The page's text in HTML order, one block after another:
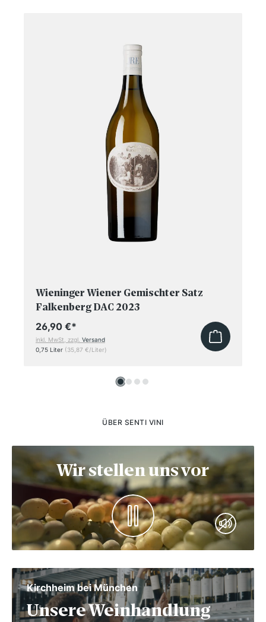
Wieninger Wiener Gemischter Satz
Falkenberg DAC 2023
26,90 €*
inkl. MwSt, zzgl. Versand
0,75 Liter (35,87 €/Liter)
ÜBER SENTI VINI
Wir stellen uns vor
Kirchheim bei München
Unsere Weinhandlung